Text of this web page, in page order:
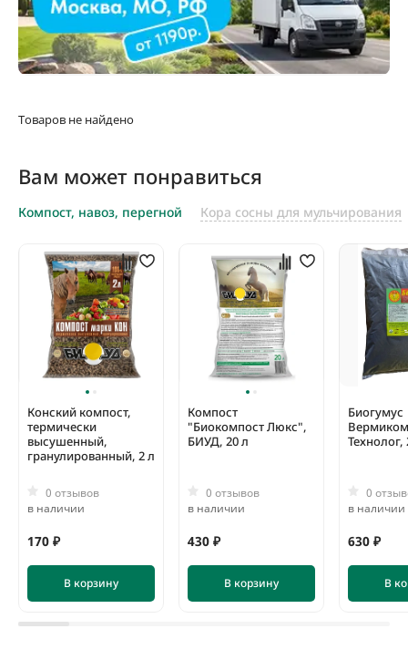
Товаров не найдено
Вам может понравиться
Компост, навоз, перегной Кора сосны для мульчирования
Конский компост,
термически
высушенный,
гранулированный, 2 л
0 отзывов
в наличии
170 ₽
В корзину
Компост
"Биокомпост Люкс",
БИУД, 20 л
0 отзывов
в наличии
430 ₽
В корзину
Биогумус
Технолог,
0
в наличии
630 ₽
В